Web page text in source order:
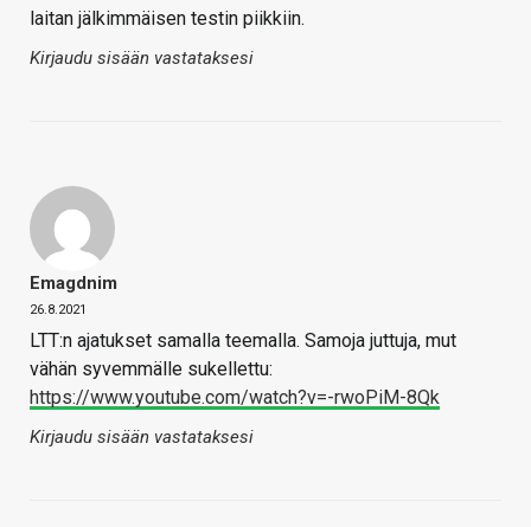
laitan jälkimmäisen testin piikkiin.
Kirjaudu sisään vastataksesi
Emagdnim
26.8.2021
LTT:n ajatukset samalla teemalla. Samoja juttuja, mut
vähän syvemmälle sukellettu:
https://www.youtube.com/watch?v=-rwoPiM-8Qk
Kirjaudu sisään vastataksesi